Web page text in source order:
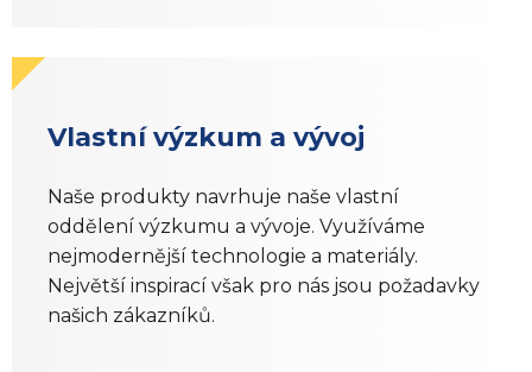
Vlastní výzkum a vývoj
Naše produkty navrhuje naše vlastní
oddělení výzkumu a vývoje. Využíváme
nejmodernější technologie a materiály.
Největší inspirací však pro nás jsou požadavky
našich zákazníků.